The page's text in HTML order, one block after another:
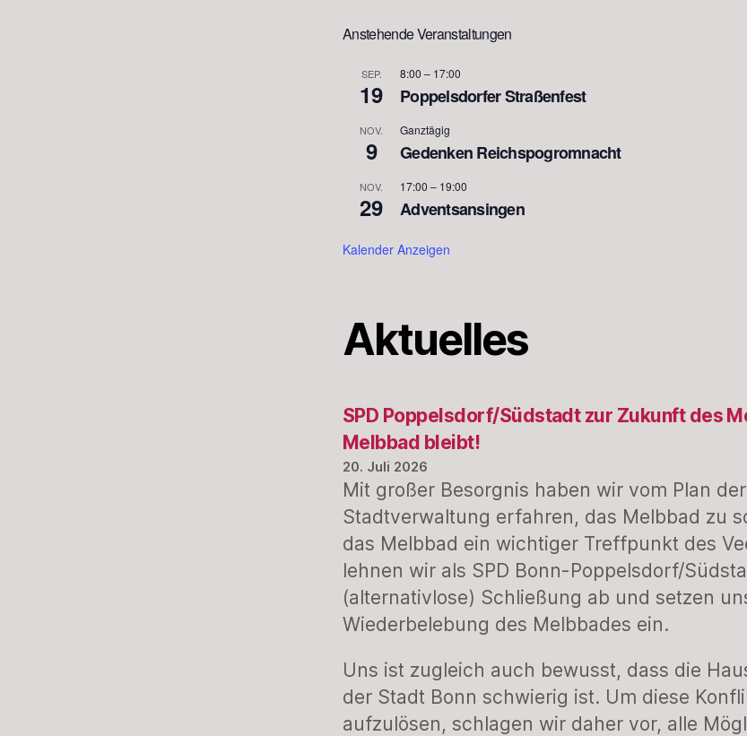
Anstehende Veranstaltungen
SEP.
19
8:00 – 17:00
Poppelsdorfer Straßenfest
NOV.
9
Ganztägig
Gedenken Reichspogromnacht
NOV.
29
17:00 – 19:00
Adventsansingen
Kalender Anzeigen
Aktuelles
SPD Poppelsdorf/Südstadt zur Zukunft des
Melbbad bleibt!
20. Juli 2026
Mit großer Besorgnis haben wir vom Plan der
Stadtverwaltung erfahren, das Melbbad zu
das Melbbad ein wichtiger Treffpunkt des
lehnen wir als SPD Bonn-Poppelsdorf/
(alternativlose) Schließung ab und setzen
Wiederbelebung des Melbbades ein.
Uns ist zugleich auch bewusst, dass die
der Stadt Bonn schwierig ist. Um diese
aufzulösen, schlagen wir daher vor, alle